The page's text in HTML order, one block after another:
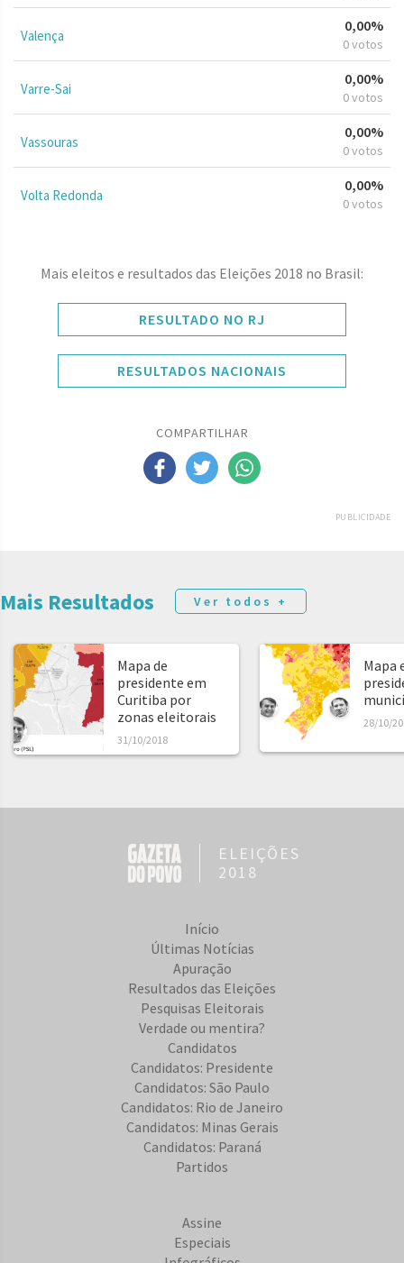
Valença
0,00%
0 votos
Varre-Sai
0,00%
0 votos
Vassouras
0,00%
0 votos
Volta Redonda
0,00%
0 votos
Mais eleitos e resultados das Eleições 2018 no Brasil:
RESULTADO NO RJ
RESULTADOS NACIONAIS
COMPARTILHAR
PUBLICIDADE
Mais Resultados Ver todos +
Mapa de
presidente em
Curitiba por
zonas eleitorais
31/10/2018
Mapa
28/10/
ELEIÇÕES
2018
Início
Últimas Notícias
Apuração
Resultados das Eleições
Pesquisas Eleitorais
Verdade ou mentira?
Candidatos
Candidatos: Presidente
Candidatos: São Paulo
Candidatos: Rio de Janeiro
Candidatos: Minas Gerais
Candidatos: Paraná
Partidos
Assine
Especiais